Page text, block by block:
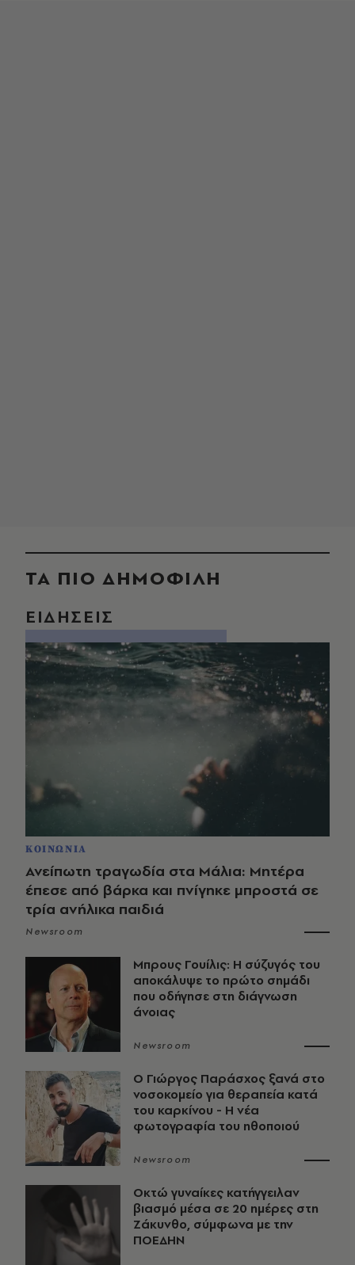
ΤΑ ΠΙΟ ΔΗΜΟΦΙΛΗ
ΕΙΔΗΣΕΙΣ
ΚΟΙΝΩΝΙΑ
Ανείπωτη τραγωδία στα Μάλια: Μητέρα
έπεσε από βάρκα και πνίγηκε μπροστά σε
τρία ανήλικα παιδιά
Newsroom
Μπρους Γουίλις: Η σύζυγός του
αποκάλυψε το πρώτο σημάδι
που οδήγησε στη διάγνωση
άνοιας
Newsroom
O Γιώργος Παράσχος ξανά στο
νοσοκομείο για θεραπεία κατά
του καρκίνου - Η νέα
φωτογραφία του ηθοποιού
Newsroom
Οκτώ γυναίκες κατήγγειλαν
βιασμό μέσα σε 20 ημέρες στη
Ζάκυνθο, σύμφωνα με την
ΠΟΕΔΗΝ